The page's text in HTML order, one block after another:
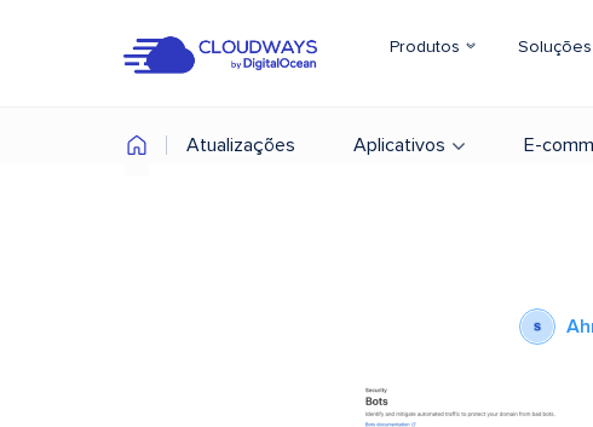
Produtos Soluções
Atualizações Aplicativos E-